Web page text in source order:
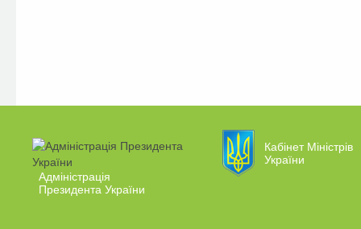
Адміністрація
Президента України
Кабінет Міністрів
України